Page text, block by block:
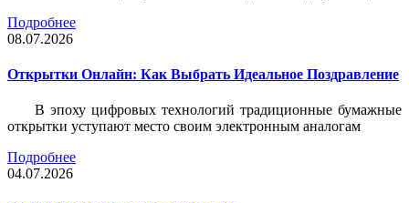
Подробнее
08.07.2026
Открытки Онлайн: Как Выбрать Идеальное Поздравление
В эпоху цифровых технологий традиционные бумажные
открытки уступают место своим электронным аналогам
Подробнее
04.07.2026